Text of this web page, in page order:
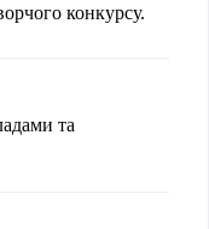
конкурсу.
та